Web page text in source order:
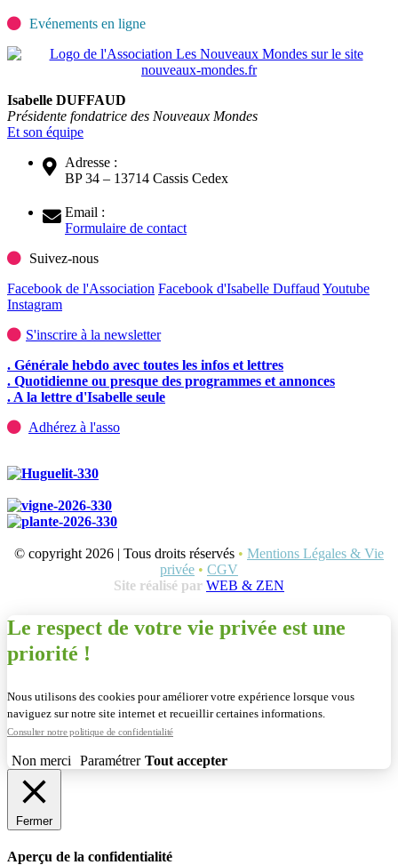
Evénements en ligne
Isabelle DUFFAUD
Présidente fondatrice des Nouveaux Mondes
Et son équipe
Adresse :
BP 34 – 13714 Cassis Cedex
Email :
Formulaire de contact
Suivez-nous
Facebook de l'Association Facebook d'Isabelle Duffaud Youtube
Instagram
S'inscrire à la newsletter
. Générale hebdo avec toutes les infos et lettres
. Quotidienne ou presque des programmes et annonces
. A la lettre d'Isabelle seule
Adhérez à l'asso
© copyright 2026 | Tous droits réservés • Mentions Légales & Vie
privée • CGV
Site réalisé par WEB & ZEN
Le respect de votre vie privée est une
priorité !
Nous utilisons des cookies pour améliorer votre expérience lorsque vous
naviguez sur notre site internet et recueillir certaines informations.
Consulter notre politique de confidentialité
Non merci Paramétrer Tout accepter
Fermer
Aperçu de la confidentialité